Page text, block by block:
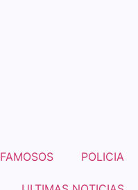
FAMOSOS POLICIA